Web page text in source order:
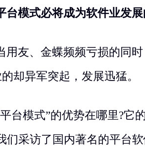
模式必将成为软件业发展
、金蝶频频亏损的同时
却异军突起，发展迅猛。
模式”的优势在哪里?它
们采访了国内著名的平台